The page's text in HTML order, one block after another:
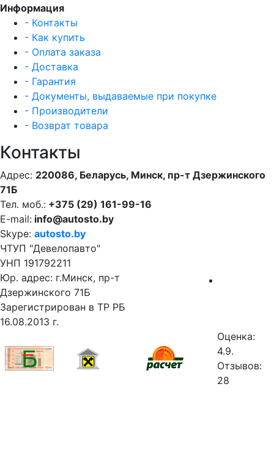
Информация
- Контакты
- Как купить
- Оплата заказа
- Доставка
- Гарантия
- Документы, выдаваемые при покупке
- Производители
- Возврат товара
Контакты
Адрес: 220086, Беларусь, Минск, пр-т Дзержинского
71Б
Тел. моб.: +375 (29) 161-99-16
E-mail: info@autosto.by
Skype: autosto.by
ЧТУП "Девелопавто"
УНП 191792211
Юр. адрес: г.Минск, пр-т
Дзержинского 71Б
Зарегистрирован в ТР РБ
16.08.2013 г.
Оценка:
4.9.
Отзывов:
28